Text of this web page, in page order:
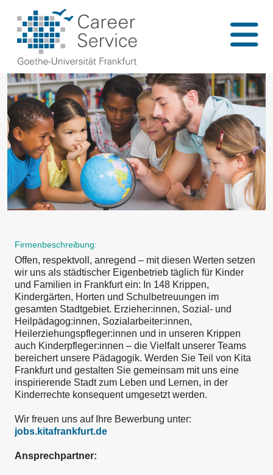
Firmenbeschreibung:
Offen, respektvoll, anregend – mit diesen Werten setzen
wir uns als städtischer Eigenbetrieb täglich für Kinder
und Familien in Frankfurt ein: In 148 Krippen,
Kindergärten, Horten und Schulbetreuungen im
gesamten Stadtgebiet. Erzieher:innen, Sozial- und
Heilpädagog:innen, Sozialarbeiter:innen,
Heilerziehungspfleger:innen und in unseren Krippen
auch Kinderpfleger:innen – die Vielfalt unserer Teams
bereichert unsere Pädagogik. Werden Sie Teil von Kita
Frankfurt und gestalten Sie gemeinsam mit uns eine
inspirierende Stadt zum Leben und Lernen, in der
Kinderrechte konsequent umgesetzt werden.
Wir freuen uns auf Ihre Bewerbung unter:
jobs.kitafrankfurt.de
Ansprechpartner: